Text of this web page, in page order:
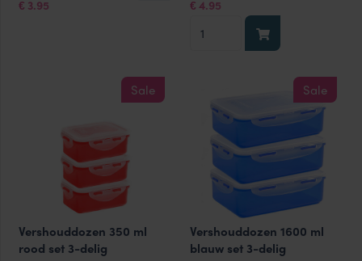
was:
€ 3.95
is: was:
€ 4.95
is:
aantal
Sale
Vershouddozen 350 ml
rood set 3-delig
Sale
Vershouddozen 1600 ml
blauw set 3-delig